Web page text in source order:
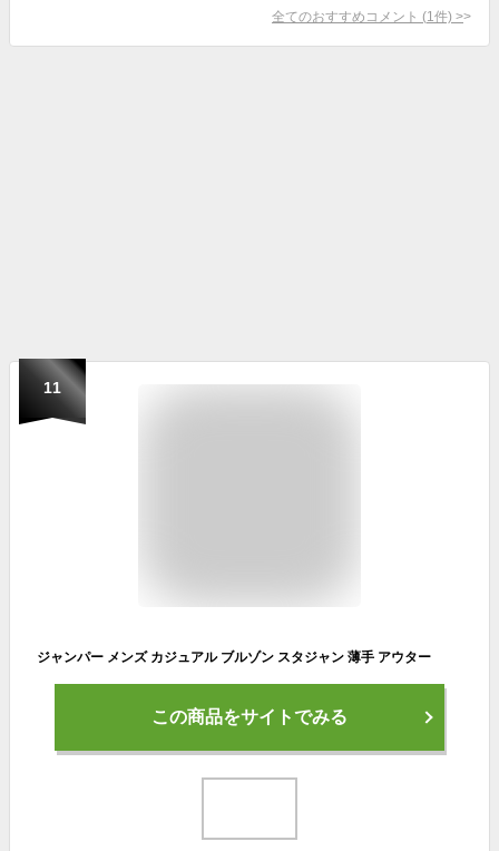
全てのおすすめコメント (1 件) >
11
ジャンパー メンズ カジュアル ブルゾン スタジャン 薄手 アウター
この商品をサイトでみる